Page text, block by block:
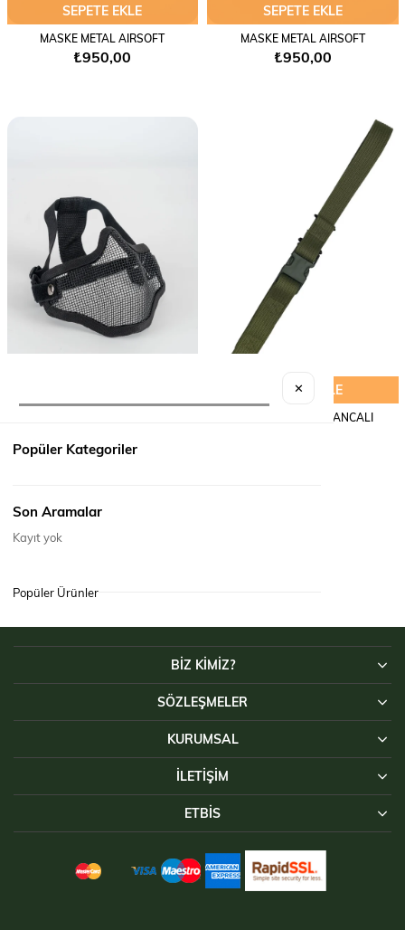
SEPETE EKLE
MASKE METAL AIRSOFT
₺950,00
SEPETE EKLE
MASKE METAL AIRSOFT
₺950,00
SEPETE EKLE
H.K ASKI KAYIŞI 2 KANCALI
BİZ KİMİZ?
SÖZLEŞMELER
KURUMSAL
İLETIŞIM
ETBİS
✕
Popüler Kategoriler
Son Aramalar
Kayıt yok
Popüler Ürünler